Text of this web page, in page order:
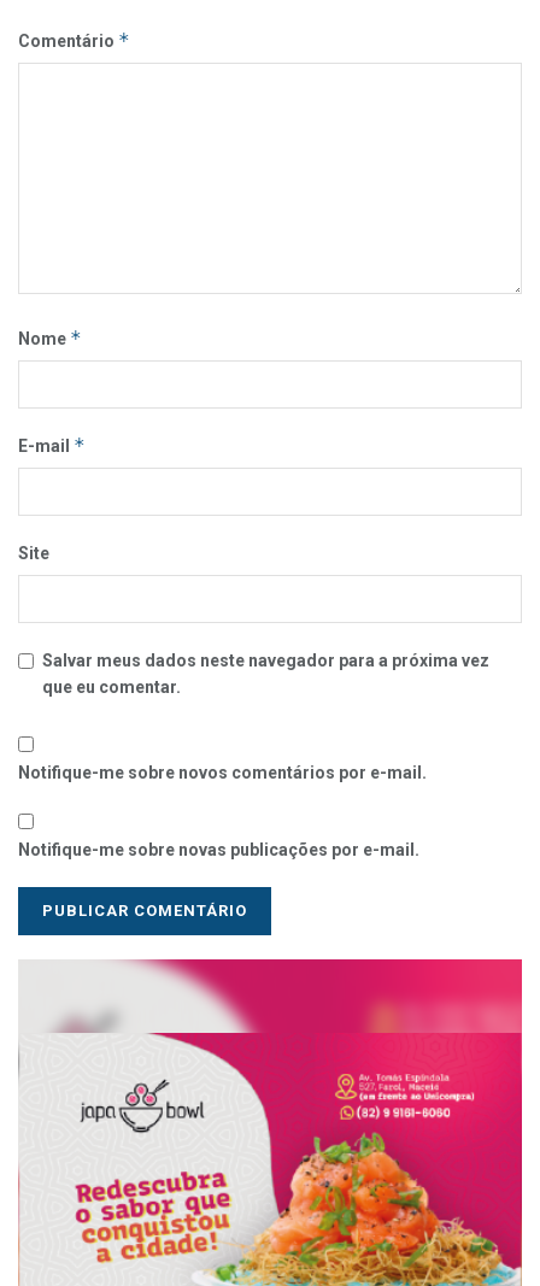
Comentário *
Nome *
E-mail *
Site
Salvar meus dados neste navegador para a próxima vez
que eu comentar.
Notifique-me sobre novos comentários por e-mail.
Notifique-me sobre novas publicações por e-mail.